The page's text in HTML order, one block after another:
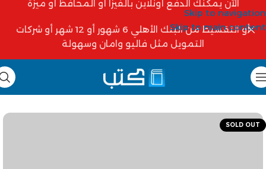
Skip to navigation
Skip to main content
الآن يمكنك الدفع أونلاين بالفيزا أو المحافظ أو ميزة
أو التقسيط من البنك الأهلي 6 شهور أو 12 شهر أو شركات
التمويل مثل فاليو وامان وسهولة
SOLD OUT